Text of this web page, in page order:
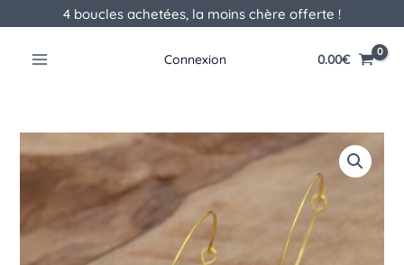
au
contenu
4 boucles achetées, la moins chère offerte !
Connexion 0.00€